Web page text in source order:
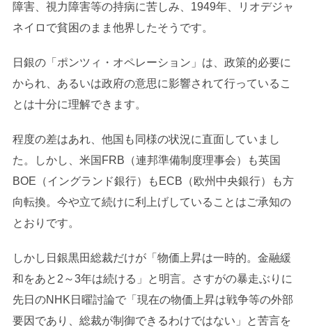
障害、視力障害等の持病に苦しみ、1949年、リオデジャ
ネイロで貧困のまま他界したそうです。
日銀の「ポンツィ・オペレーション」は、政策的必要に
かられ、あるいは政府の意思に影響されて行っているこ
とは十分に理解できます。
程度の差はあれ、他国も同様の状況に直面していまし
た。しかし、米国FRB（連邦準備制度理事会）も英国
BOE（イングランド銀行）もECB（欧州中央銀行）も方
向転換。今や立て続けに利上げしていることはご承知の
とおりです。
しかし日銀黒田総裁だけが「物価上昇は一時的。金融緩
和をあと2～3年は続ける」と明言。さすがの暴走ぶりに
先日のNHK日曜討論で「現在の物価上昇は戦争等の外部
要因であり、総裁が制御できるわけではない」と苦言を